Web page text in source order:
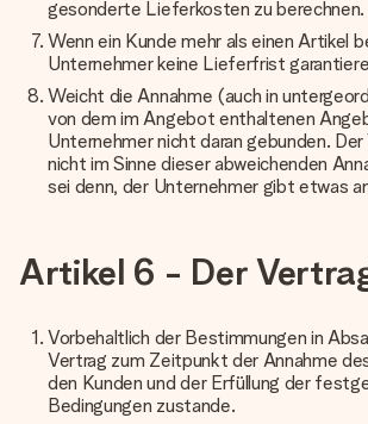
gesonderte Lieferkosten zu berechnen.
Wenn ein Kunde mehr als einen Artikel
Unternehmer keine Lieferfrist
Weicht die Annahme (auch in
von dem im Angebot enthaltenen
Unternehmer nicht daran gebunden.
nicht im Sinne dieser abweichenden
sei denn, der Unternehmer gibt etwas
Artikel 6 - Der
Vorbehaltlich der Bestimmungen in
Vertrag zum Zeitpunkt der Annahme
den Kunden und der Erfüllung der
Bedingungen zustande.